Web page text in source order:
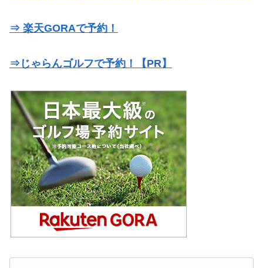
⇒ 楽天GORAで予約！
⇒じゃらんゴルフで予約！【PR】